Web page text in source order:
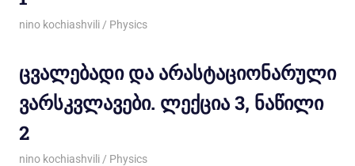
05/03/2012
nino kochiashvili Physics
ცვალებადი და არასტაციონარული
ვარსკვლავები. ლექცია 3, ნაწილი
2
05/03/2012
nino kochiashvili Physics